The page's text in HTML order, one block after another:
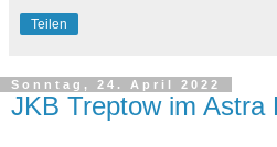
Teilen
Sonntag, 24. April 2022
JKB Treptow im Astra